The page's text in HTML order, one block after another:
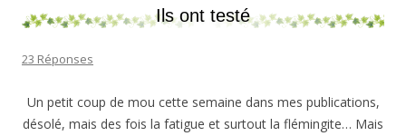
Ils ont testé
23 Réponses
Un petit coup de mou cette semaine dans mes publications,
désolé, mais des fois la fatigue et surtout la flémingite… Mais